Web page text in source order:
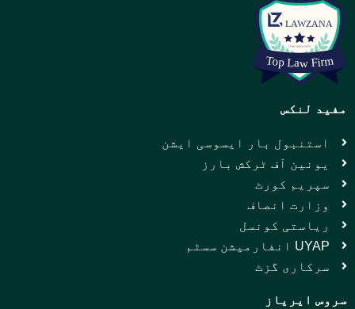
مفید لنکس
استنبول بار ایسوسی ایشن
یونین آف ٹرکش بارز
سپریم کورٹ
وزارت انصاف
ریاستی کونسل
UYAP انفارمیشن سسٹم
سرکاری گزٹ
سروس ایریاز